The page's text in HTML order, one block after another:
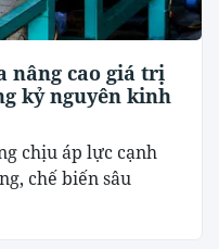
nâng cao giá trị
kỷ nguyên kinh
chịu áp lực cạnh
chế biến sâu